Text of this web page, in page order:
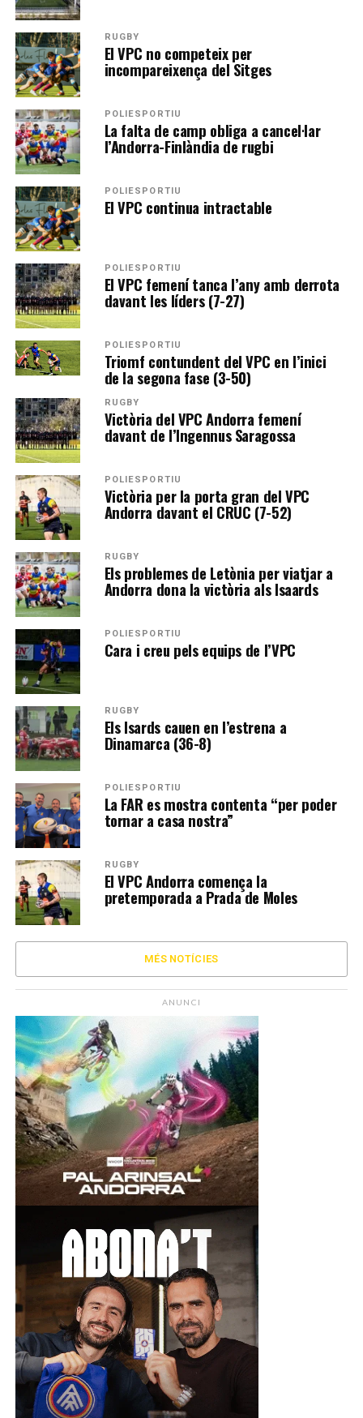
RUGBY
El VPC no competeix per
incompareixença del Sitges
POLIESPORTIU
La falta de camp obliga a cancel·lar
l’Andorra-Finlàndia de rugbi
POLIESPORTIU
El VPC continua intractable
POLIESPORTIU
El VPC femení tanca l’any amb derrota
davant les líders (7-27)
POLIESPORTIU
Triomf contundent del VPC en l’inici
de la segona fase (3-50)
RUGBY
Victòria del VPC Andorra femení
davant de l’Ingennus Saragossa
POLIESPORTIU
Victòria per la porta gran del VPC
Andorra davant el CRUC (7-52)
RUGBY
Els problemes de Letònia per viatjar a
Andorra dona la victòria als Isaards
POLIESPORTIU
Cara i creu pels equips de l’VPC
RUGBY
Els Isards cauen en l’estrena a
Dinamarca (36-8)
POLIESPORTIU
La FAR es mostra contenta “per poder
tornar a casa nostra”
RUGBY
El VPC Andorra comença la
pretemporada a Prada de Moles
MÉS NOTÍCIES
ANUNCI